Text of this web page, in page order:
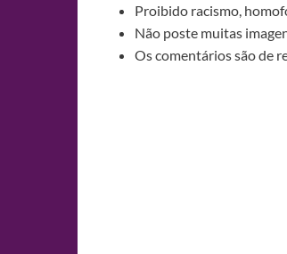
Proibido racismo,
Não poste muitas
Os comentários são de